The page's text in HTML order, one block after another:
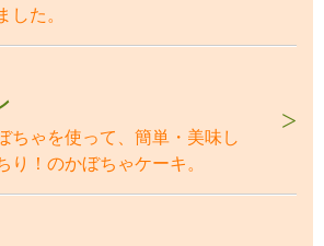
した。
ちゃを使って、簡単・美味し
り！のかぼちゃケーキ。